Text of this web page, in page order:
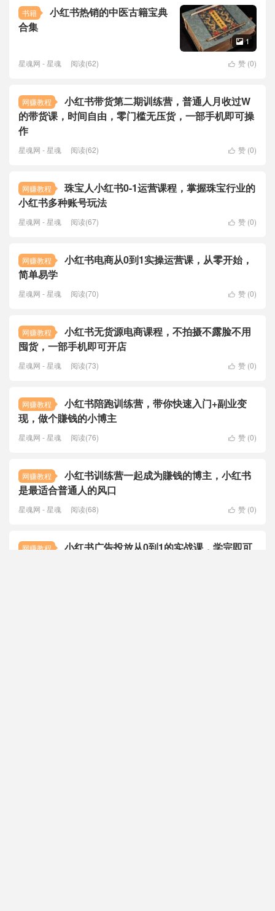
书籍
小红书热销的中医古籍宝典
合集
 1
 赞 (0)
星魂网 - 星魂 阅读(62)
网赚教程
小红书带货第二期训练营，普通人月收过W
的带货课，时间自由，零门槛无压货，一部手机即可操
作
 赞 (0)
星魂网 - 星魂 阅读(62)
网赚教程
珠宝人小红书0-1运营课程，掌握珠宝行业的
小红书多种账号玩法
 赞 (0)
星魂网 - 星魂 阅读(67)
网赚教程
小红书电商从0到1实操运营课，从零开始，
简单易学
 赞 (0)
星魂网 - 星魂 阅读(70)
网赚教程
小红书无货源电商课程，不拍摄不露脸不用
囤货，一部手机即可开店
 赞 (0)
星魂网 - 星魂 阅读(73)
网赚教程
小红书陪跑训练营，带你快速入门+副业变
现，做个賺钱的小博主
 赞 (0)
星魂网 - 星魂 阅读(76)
网赚教程
小红书训练营一起成为賺钱的博主，小红书
是最适合普通人的风口
 赞 (0)
星魂网 - 星魂 阅读(68)
网赚教程
小红书广告投放从0到1的实战课，学完即可